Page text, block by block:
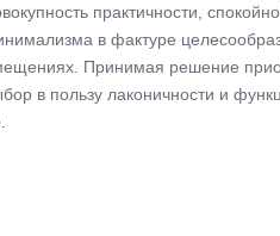
практичности,
в фактуре
Принимая решение
в пользу лаконичности и